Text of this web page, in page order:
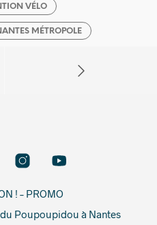
VÉLO
MÉTROPOLE
! – PROMO
Poupoupidou à Nantes